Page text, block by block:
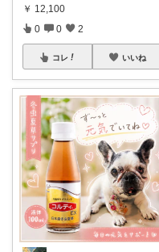
￥ 12,100
0 0 2
コレ いいね